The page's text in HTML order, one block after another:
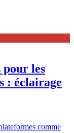
pour les
: éclairage
comme